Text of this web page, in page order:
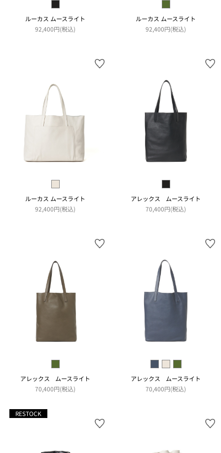
ルーカス ムースライト
92,400円(税込)
ルーカス ムースライト
92,400円(税込)
ルーカス ムースライト
92,400円(税込)
アレックス ムースライト
70,400円(税込)
アレックス ムースライト
70,400円(税込)
アレックス ムースライト
70,400円(税込)
RESTOCK